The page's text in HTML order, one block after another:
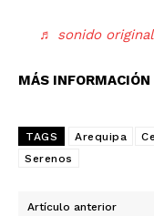
♬ sonido
MÁS INFORMACIÓN
TAGS Arequipa
Serenos
Artículo anterior